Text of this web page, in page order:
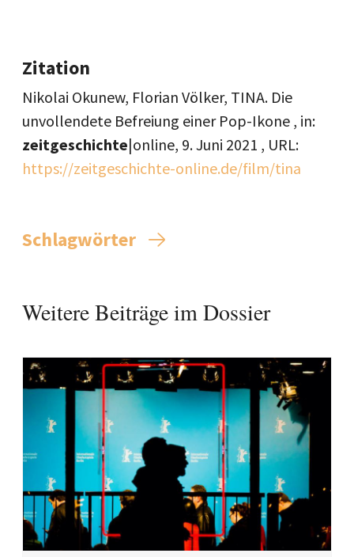
Zitation
Nikolai Okunew, Florian Völker, TINA. Die
unvollendete Befreiung einer Pop-Ikone , in:
zeitgeschichte|online, 9. Juni 2021 , URL:
https://zeitgeschichte-online.de/film/tina
Schlagwörter
Weitere Beiträge im Dossier